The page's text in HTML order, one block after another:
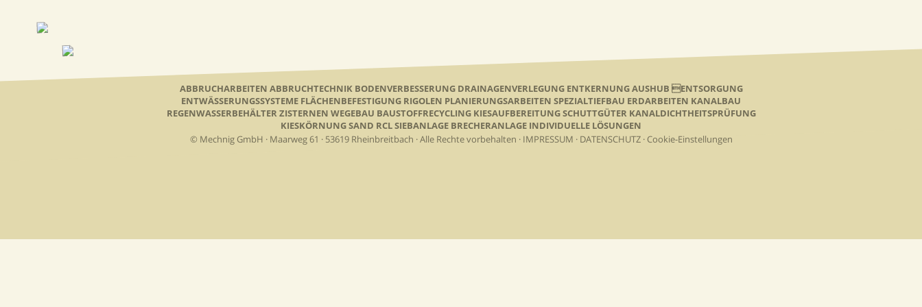
ABBRUCHARBEITEN ABBRUCHTECHNIK BODENVERBESSERUNG DRAINAGENVERLEGUNG ENTKERNUNG AUSHUB ENTSORGUNG
ENTWÄSSERUNGSSYSTEME FLÄCHENBEFESTIGUNG RIGOLEN PLANIERUNGSARBEITEN SPEZIALTIEFBAU ERDARBEITEN KANALBAU
REGENWASSERBEHÄLTER ZISTERNEN WEGEBAU BAUSTOFFRECYCLING KIESAUFBEREITUNG SCHUTTGÜTER KANALDICHTHEITSPRÜFUNG
KIESKÖRNUNG SAND RCL SIEBANLAGE BRECHERANLAGE INDIVIDUELLE LÖSUNGEN
© Mechnig GmbH · Maarweg 61 · 53619 Rheinbreitbach · Alle Rechte vorbehalten · IMPRESSUM · DATENSCHUTZ· Cookie-Einstellungen